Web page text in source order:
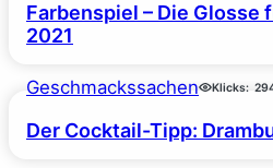
Farbenspiel – Die Glosse
2021
Geschmackssachen Klicks:
Der Cocktail-Tipp: